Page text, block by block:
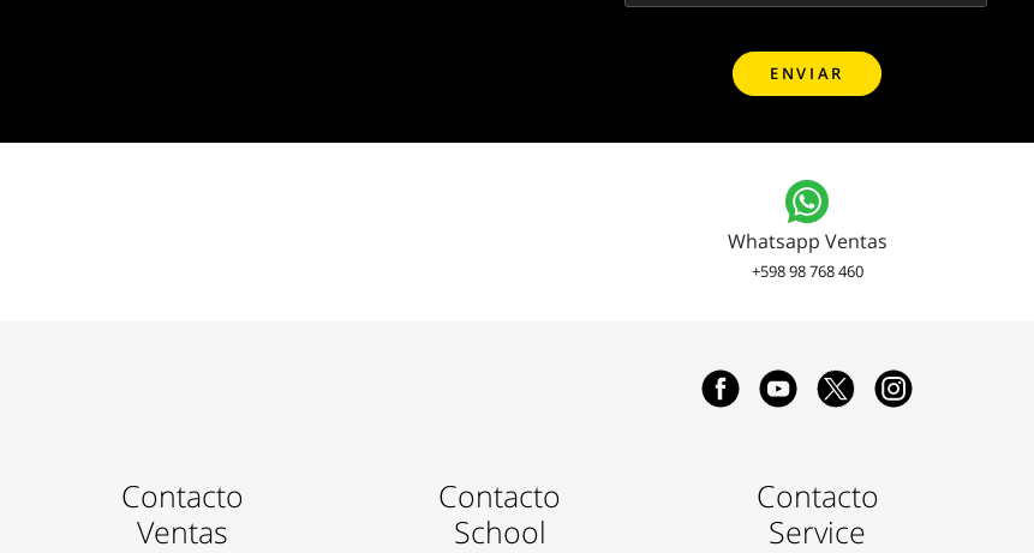
Whatsapp Ventas
+598 98 768 460
Contacto
Ventas
Contacto
School
Contacto
Service